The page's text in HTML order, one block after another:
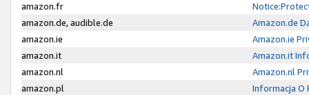
amazon.fr
amazon.de, audible.de
Amazon.de
amazon.ie
Amazon.ie
amazon.it
Amazon.it
amazon.nl
Amazon.nl
amazon.pl
Informacja O